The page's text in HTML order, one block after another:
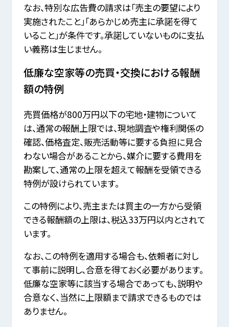
なお、特別な広告費の請求は「売主の要望により
実施されたこと」「あらかじめ売主に承諾を得て
いること」が条件です。承諾していないものに支払
い義務は生じません。
低廉な空家等の売買・交換における報酬
額の特例
売買価格が800万円以下の宅地・建物について
は、通常の報酬上限では、現地調査や権利関係の
確認、価格査定、販売活動等に要する負担に見合
わない場合があることから、媒介に要する費用を
勘案して、通常の上限を超えて報酬を受領できる
特例が設けられています。
この特例により、売主または買主の一方から受領
できる報酬額の上限は、税込33万円以内とされて
います。
なお、この特例を適用する場合も、依頼者に対し
て事前に説明し、合意を得ておく必要があります。
低廉な空家等に該当する場合であっても、説明や
合意なく、当然に上限額まで請求できるものでは
ありません。